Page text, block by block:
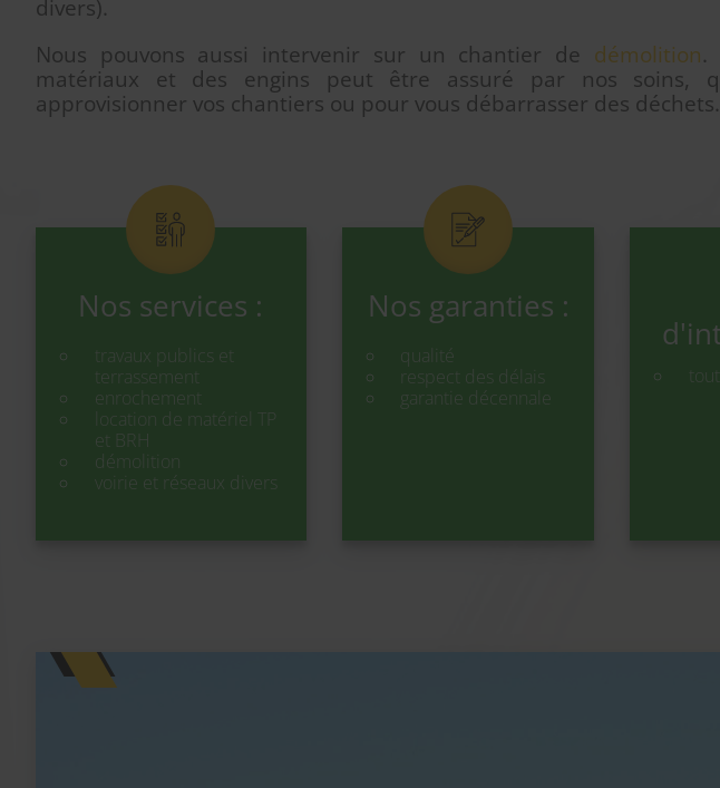
divers).
Nous pouvons aussi intervenir sur un chantier de démolition.
matériaux et des engins peut être assuré par nos soins,
approvisionner vos chantiers ou pour vous débarrasser des déchets.
Nos services :
travaux publics et
terrassement
enrochement
location de matériel TP
et BRH
démolition
voirie et réseaux divers
Nos garanties :
qualité
respect des délais
garantie décennale